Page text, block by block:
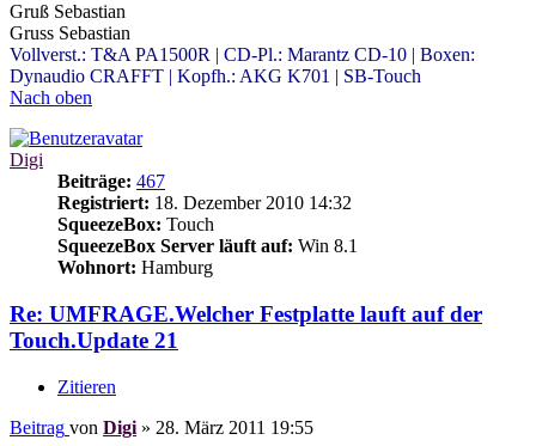
Gruß Sebastian
Gruss Sebastian
Vollverst.: T&A PA1500R | CD-Pl.: Marantz CD-10 | Boxen:
Dynaudio CRAFFT | Kopfh.: AKG K701 | SB-Touch
Nach oben
Digi
Beiträge: 467
Registriert: 18. Dezember 2010 14:32
SqueezeBox: Touch
SqueezeBox Server läuft auf: Win 8.1
Wohnort: Hamburg
Re: UMFRAGE.Welcher Festplatte lauft auf der
Touch.Update 21
Zitieren
Beitrag von Digi » 28. März 2011 19:55